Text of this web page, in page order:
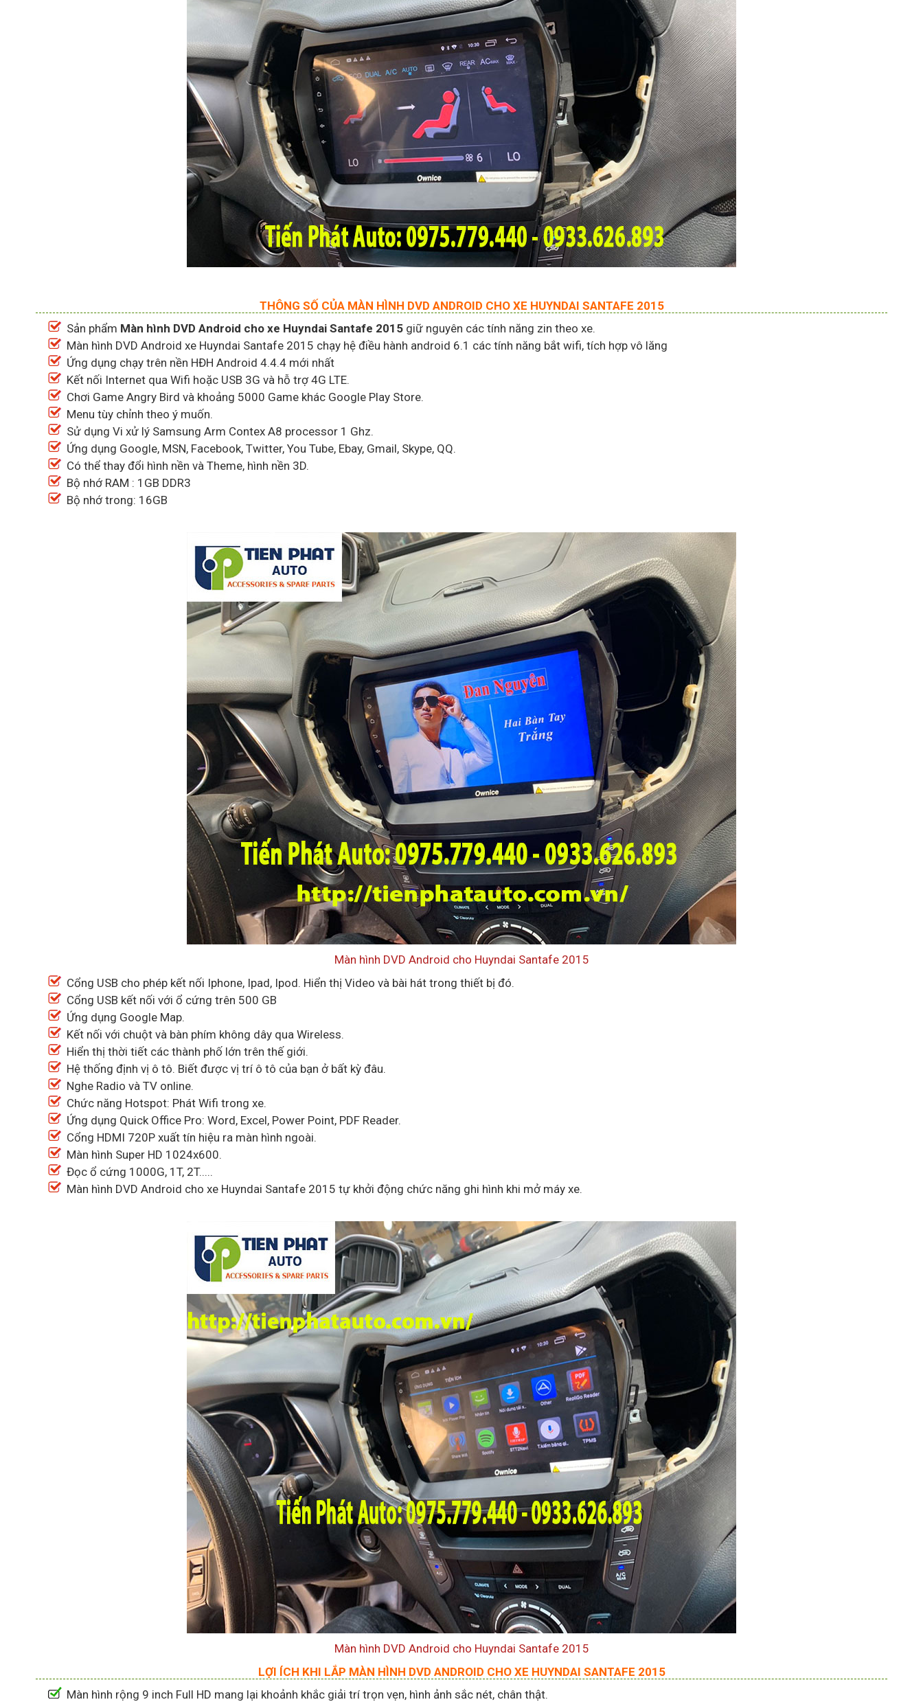
THÔNG SỐ CỦA MÀN HÌNH DVD ANDROID CHO XE HUYNDAI SANTAFE 2015
Sản phẩm Màn hình DVD Android cho xe Huyndai Santafe 2015 giữ nguyên các tính năng zin theo xe.
Màn hình DVD Android xe Huyndai Santafe 2015 chạy hệ điều hành android 6.1 các tính năng bắt wifi, tích hợp vô lăng
Ứng dụng chạy trên nền HĐH Android 4.4.4 mới nhất
Kết nối Internet qua Wifi hoặc USB 3G và hỗ trợ 4G LTE.
Chơi Game Angry Bird và khoảng 5000 Game khác Google Play Store.
Menu tùy chỉnh theo ý muốn.
Sử dụng Vi xử lý Samsung Arm Contex A8 processor 1 Ghz.
Ứng dụng Google, MSN, Facebook, Twitter, You Tube, Ebay, Gmail, Skype, QQ.
Có thể thay đổi hình nền và Theme, hình nền 3D.
Bộ nhớ RAM : 1GB DDR3
Bộ nhớ trong: 16GB
Màn hình DVD Android cho Huyndai Santafe 2015
Cổng USB cho phép kết nối Iphone, Ipad, Ipod. Hiển thị Video và bài hát trong thiết bị đó.
Cổng USB kết nối với ổ cứng trên 500 GB
Ứng dụng Google Map.
Kết nối với chuột và bàn phím không dây qua Wireless.
Hiển thị thời tiết các thành phố lớn trên thế giới.
Hệ thống định vị ô tô. Biết được vị trí ô tô của bạn ở bất kỳ đâu.
Nghe Radio và TV online.
Chức năng Hotspot: Phát Wifi trong xe.
Ứng dụng Quick Office Pro: Word, Excel, Power Point, PDF Reader.
Cổng HDMI 720P xuất tín hiệu ra màn hình ngoài.
Màn hình Super HD 1024x600.
Đọc ổ cứng 1000G, 1T, 2T.....
Màn hình DVD Android cho xe Huyndai Santafe 2015 tự khởi động chức năng ghi hình khi mở máy xe.
Màn hình DVD Android cho Huyndai Santafe 2015
LỢI ÍCH KHI LẮP MÀN HÌNH DVD ANDROID CHO XE HUYNDAI SANTAFE 2015
Màn hình rộng 9 inch Full HD mang lại khoảnh khắc giải trí trọn vẹn, hình ảnh sắc nét, chân thật.